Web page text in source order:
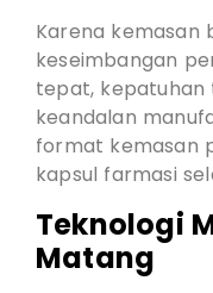
Karena kemasan
keseimbangan
tepat, kepatuhan
keandalan
format kemasan
kapsul farmasi
Teknologi
Matang